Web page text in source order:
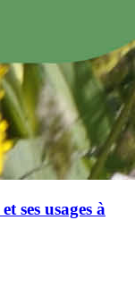
ses usages à